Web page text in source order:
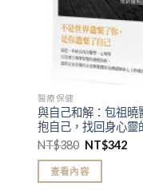
醫療保健
與自己和解：包祖曉
抱自己，找回身心靈
NT$380 NT$342
查看內容